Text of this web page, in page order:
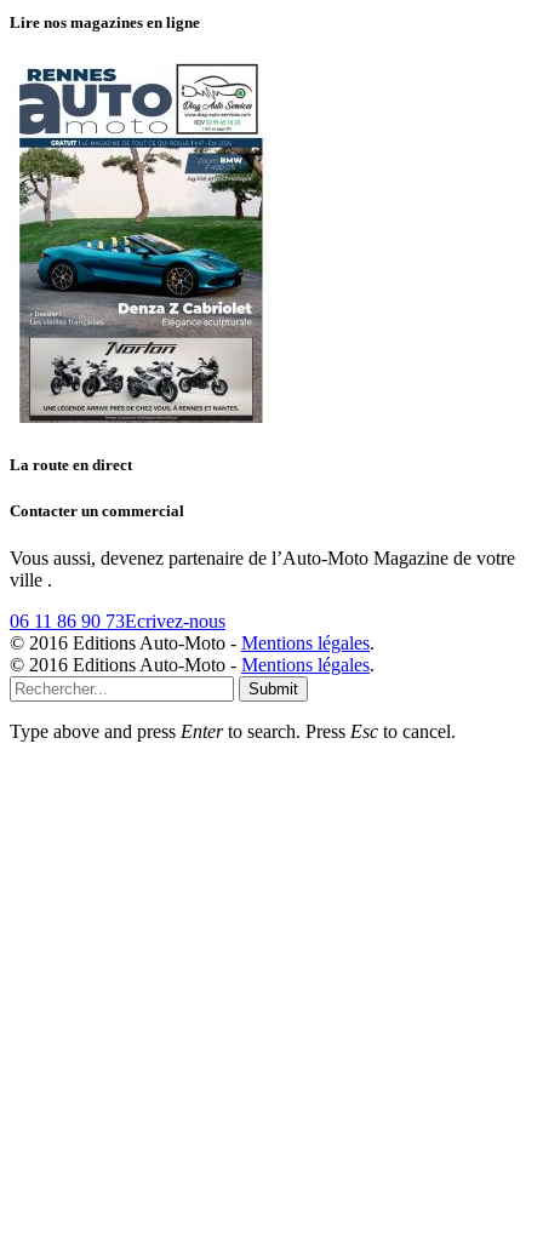
Lire nos magazines en ligne
La route en direct
Contacter un commercial
Vous aussi, devenez partenaire de l’Auto-Moto Magazine de votre
ville .
06 11 86 90 73Ecrivez-nous
© 2016 Editions Auto-Moto - Mentions légales.
© 2016 Editions Auto-Moto - Mentions légales.
Submit
Type above and press Enterto search. Press Esc to cancel.